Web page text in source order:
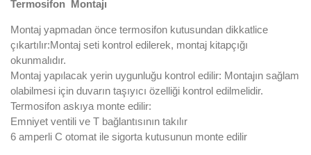
Termosifon Montajı
Montaj yapmadan önce termosifon kutusundan dikkatlice
çıkartılır:Montaj seti kontrol edilerek, montaj kitapçığı
okunmalıdır.
Montaj yapılacak yerin uygunluğu kontrol edilir: Montajın sağlam
olabilmesi için duvarın taşıyıcı özelliği kontrol edilmelidir.
Termosifon askıya monte edilir:
Emniyet ventili ve T bağlantısının takılır
6 amperli C otomat ile sigorta kutusunun monte edilir